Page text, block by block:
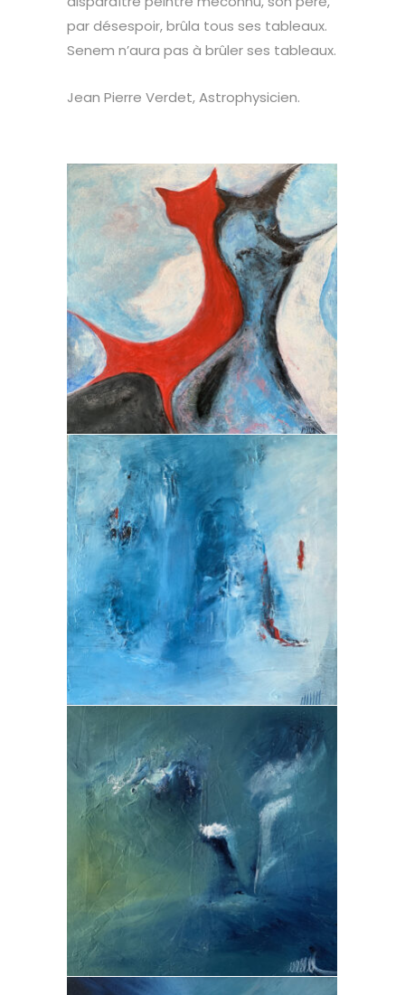
par désespoir, brûla tous ses tableaux.
Senem n’aura pas à brûler ses tableaux.
Jean Pierre Verdet, Astrophysicien.